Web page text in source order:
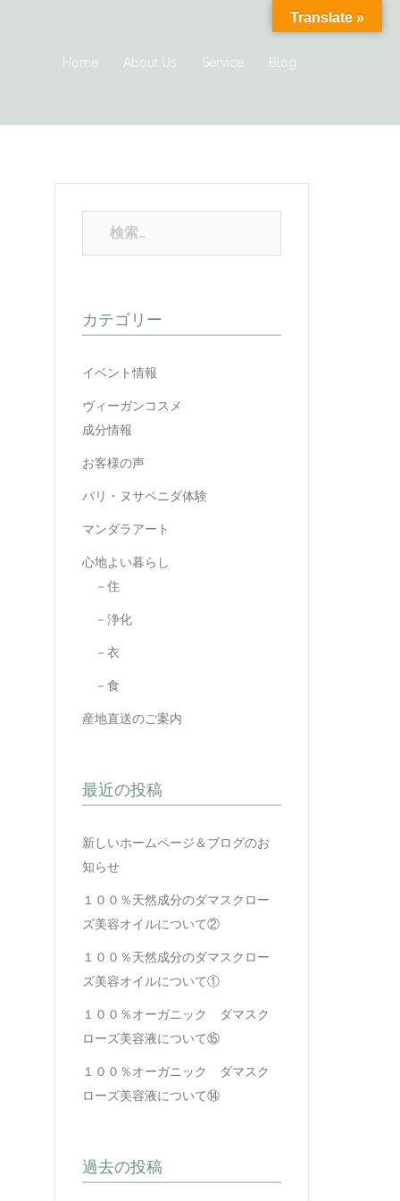
Home About Us Service Blog
カテゴリー
イベント情報
ヴィーガンコスメ
成分情報
お客様の声
バリ・ヌサペニダ体験
マンダラアート
心地よい暮らし
－住
－浄化
－衣
－食
産地直送のご案内
最近の投稿
新しいホームページ＆ブログのお
知らせ
１００％天然成分のダマスクロー
ズ美容オイルについて②
１００％天然成分のダマスクロー
ズ美容オイルについて①
１００％オーガニック ダマスク
ローズ美容液について⑮
１００％オーガニック ダマスク
ローズ美容液について⑭
過去の投稿
Translate »